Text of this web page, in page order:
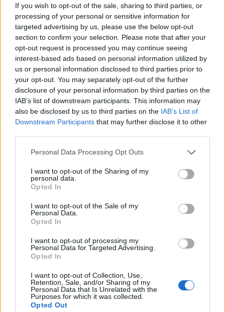
If you wish to opt-out of the sale, sharing to third parties, or
processing of your personal or sensitive information for
targeted advertising by us, please use the below opt-out
section to confirm your selection. Please note that after your
opt-out request is processed you may continue seeing
interest-based ads based on personal information utilized by
us or personal information disclosed to third parties prior to
your opt-out. You may separately opt-out of the further
disclosure of your personal information by third parties on the
IAB’s list of downstream participants. This information may
also be disclosed by us to third parties on the IAB’s List of
Downstream Participants that may further disclose it to other
Personal Data Processing Opt Outs
I want to opt-out of the Sharing of my
personal data.
Opted In
I want to opt-out of the Sale of my
Personal Data.
Opted In
I want to opt-out of processing my
Personal Data for Targeted Advertising.
Opted In
I want to opt-out of Collection, Use,
Retention, Sale, and/or Sharing of my
Personal Data that Is Unrelated with the
Purposes for which it was collected.
Opted Out
Portfolio
2026. június 03. 11:52
Tanács Zoltán tudományos és technológiai
területekért felelős miniszter a digitális
fejlesztésekért felelős állami társaságok élére új
vezetőket nevezett ki, ennek kapcsán vázolta a
Tisza-kormány céljait a területen egy Facebook-
posztban.
magyar embereket szolgálja - írja Tanács Zoltán, majd
hozzáteszi: "Az a célunk, hogy olyan legyen az állami
szolgáltatásokat használni, mint mobiltelefonon bankolni
vagy ételt rendelni. Egyszerű. Gyors. Olcsó. Élményszerű".
"Elavult technológiákon...
KEDVES OLVASÓNK!
A keresett cikk a portfolio.hu hírarchívumához
regisztrációhoz kötött.
Az előfizetés a következőket tartalmazza: